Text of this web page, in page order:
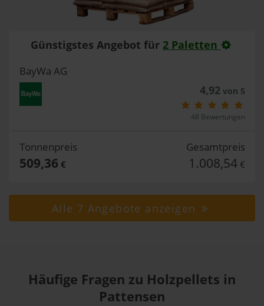
Günstigstes Angebot für 2 Paletten
BayWa AG
4,92von 5
48 Bewertungen
Tonnenpreis
509,36 €
Gesamtpreis
1.008,54 €
Alle 7 Angebote anzeigen
Häufige Fragen zu Holzpellets in
Pattensen